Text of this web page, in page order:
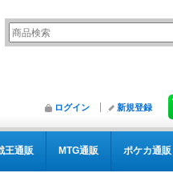
ログイン 新規登録
王通販 MTG通販 ポケカ通販